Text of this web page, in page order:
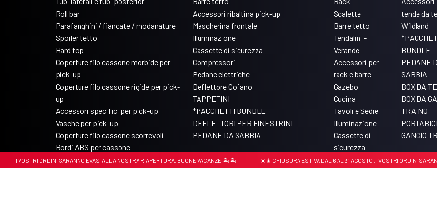
Roll bar
Parafanghini / fiancate / modanature
Spoiler tetto
Hard top
Coperture filo cassone morbide per
pick-up
Coperture filo cassone rigide per pick-
up
Accessori specifici per pick-up
Vasche per pick-up
Coperture filo cassone scorrevoli
Bordi ABS per cassone
Accessori ribaltina pick-up
Mascherina frontale
Illuminazione
Cassette di sicurezza
Compressori
Pedane elettriche
Deflettore Cofano
TAPPETINI
*PACCHETTI BUNDLE
DEFLETTORI PER FINESTRINI
PEDANE DA SABBIA
Scalette
Barre tetto
Tendalini -
Verande
Accessori per
rack e barre
Gazebo
Cucina
Tavoli e Sedie
Illuminazione
Cassette di
sicurezza
Accessori per Pro
tende da
Wildland
BUNDLE
PEDANE
SABBIA
BOX DA
BOX DA
TRAINO
GANCIO
ORDINI SARANNO EVASI ALLA NOSTRA RIAPERTURA. BUONE VACANZE 🏝️🏝️ ☀️☀️ CHIUSURA ESTIVA DAL 6 AL 31 AGOSTO . I VOSTRI ORDINI SARANNO